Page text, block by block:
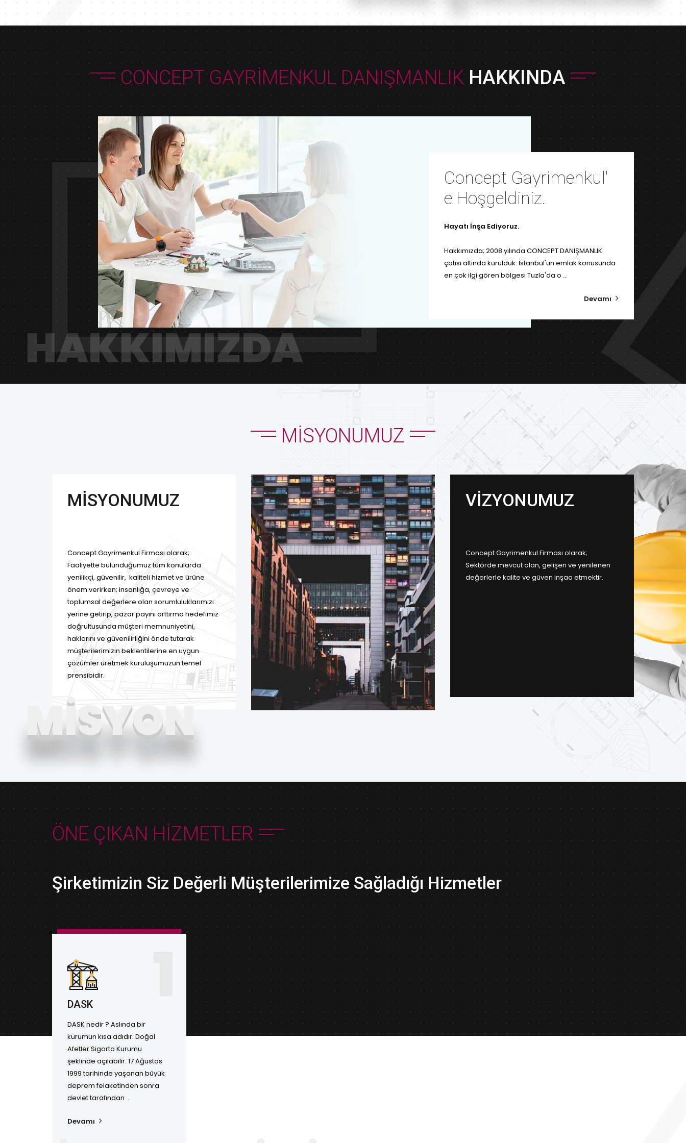
CONCEPT GAYRİMENKUL DANIŞMANLIKHAKKINDA
Concept Gayrimenkul'
e Hoşgeldiniz.
Hayatı İnşa Ediyoruz.
Hakkımızda; 2008 yılında CONCEPT DANIŞMANLIK
çatısı altında kurulduk. İstanbul'un emlak konusunda
en çok ilgi gören bölgesi Tuzla'da o ...
Devamı
HAKKIMIZDA
MISYONUMUZ
MİSYONUMUZ
Concept Gayrimenkul Firması olarak;
Faaliyette bulunduğumuz tüm konularda
yenilikçi, güvenilir, kaliteli hizmet ve ürüne
önem verirken; insanlığa, çevreye ve
toplumsal değerlere olan sorumluluklarımızı
yerine getirip, pazar payını arttırma hedefimiz
doğrultusunda müşteri memnuniyetini,
haklarını ve güvenilirliğini önde tutarak
müşterilerimizin beklentilerine en uygun
çözümler üretmek kuruluşumuzun temel
prensibidir.
VİZYONUMUZ
Concept Gayrimenkul Firması olarak;
Sektörde mevcut olan, gelişen ve yenilenen
değerlerle kalite ve güven inşaa etmektir.
MISYON
ÖNE ÇIKAN HIZMETLER
Şirketimizin Siz Değerli Müşterilerimize Sağladığı Hizmetler
DASK
DASK nedir ? Aslında bir
kurumun kısa adıdır. Doğal
Afetler Sigorta Kurumu
şeklinde açılabilir. 17 Ağustos
1999 tarihinde yaşanan büyük
deprem felaketinden sonra
devlet tarafından ...
Devamı